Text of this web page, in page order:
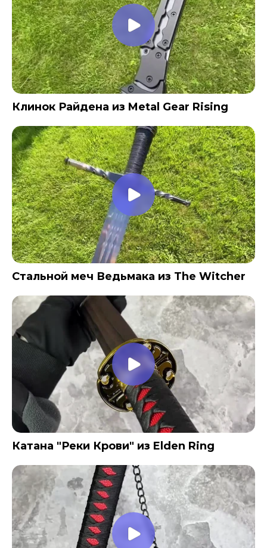
Клинок Райдена из Metal Gear Rising
Стальной меч Ведьмака из The Witcher
Катана "Реки Крови" из Elden Ring